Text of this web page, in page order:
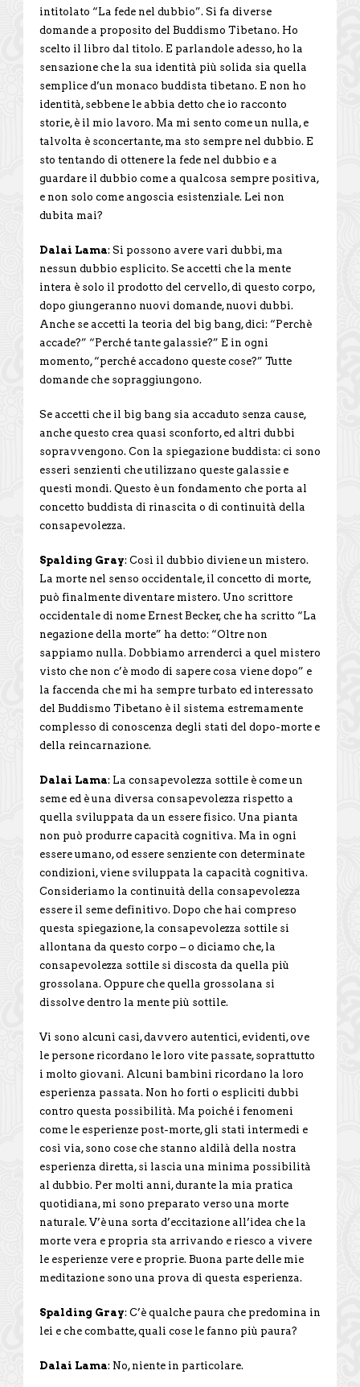
intitolato “La fede nel dubbio”. Si fa diverse
domande a proposito del Buddismo Tibetano. Ho
scelto il libro dal titolo. E parlandole adesso, ho la
sensazione che la sua identità più solida sia quella
semplice d’un monaco buddista tibetano. E non ho
identità, sebbene le abbia detto che io racconto
storie, è il mio lavoro. Ma mi sento come un nulla, e
talvolta è sconcertante, ma sto sempre nel dubbio. E
sto tentando di ottenere la fede nel dubbio e a
guardare il dubbio come a qualcosa sempre positiva,
e non solo come angoscia esistenziale. Lei non
dubita mai?
Dalai Lama: Si possono avere vari dubbi, ma
nessun dubbio esplicito. Se accetti che la mente
intera è solo il prodotto del cervello, di questo corpo,
dopo giungeranno nuovi domande, nuovi dubbi.
Anche se accetti la teoria del big bang, dici: “Perchè
accade?” “Perché tante galassie?” E in ogni
momento, “perché accadono queste cose?” Tutte
domande che sopraggiungono.
Se accetti che il big bang sia accaduto senza cause,
anche questo crea quasi sconforto, ed altri dubbi
sopravvengono. Con la spiegazione buddista: ci sono
esseri senzienti che utilizzano queste galassie e
questi mondi. Questo è un fondamento che porta al
concetto buddista di rinascita o di continuità della
consapevolezza.
Spalding Gray: Così il dubbio diviene un mistero.
La morte nel senso occidentale, il concetto di morte,
può finalmente diventare mistero. Uno scrittore
occidentale di nome Ernest Becker, che ha scritto “La
negazione della morte” ha detto: “Oltre non
sappiamo nulla. Dobbiamo arrenderci a quel mistero
visto che non c’è modo di sapere cosa viene dopo” e
la faccenda che mi ha sempre turbato ed interessato
del Buddismo Tibetano è il sistema estremamente
complesso di conoscenza degli stati del dopo-morte e
della reincarnazione.
Dalai Lama: La consapevolezza sottile è come un
seme ed è una diversa consapevolezza rispetto a
quella sviluppata da un essere fisico. Una pianta
non può produrre capacità cognitiva. Ma in ogni
essere umano, od essere senziente con determinate
condizioni, viene sviluppata la capacità cognitiva.
Consideriamo la continuità della consapevolezza
essere il seme definitivo. Dopo che hai compreso
questa spiegazione, la consapevolezza sottile si
allontana da questo corpo – o diciamo che, la
consapevolezza sottile si discosta da quella più
grossolana. Oppure che quella grossolana si
dissolve dentro la mente più sottile.
Vi sono alcuni casi, davvero autentici, evidenti, ove
le persone ricordano le loro vite passate, soprattutto
i molto giovani. Alcuni bambini ricordano la loro
esperienza passata. Non ho forti o espliciti dubbi
contro questa possibilità. Ma poiché i fenomeni
come le esperienze post-morte, gli stati intermedi e
così via, sono cose che stanno aldilà della nostra
esperienza diretta, si lascia una minima possibilità
al dubbio. Per molti anni, durante la mia pratica
quotidiana, mi sono preparato verso una morte
naturale. V’è una sorta d’eccitazione all’idea che la
morte vera e propria sta arrivando e riesco a vivere
le esperienze vere e proprie. Buona parte delle mie
meditazione sono una prova di questa esperienza.
Spalding Gray: C’è qualche paura che predomina in
lei e che combatte, quali cose le fanno più paura?
Dalai Lama: No, niente in particolare.